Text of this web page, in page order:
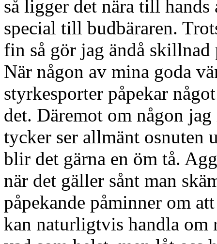
så ligger det nära till
special till budbäraren.
fin så gör jag ändå
När någon av mina goda
styrkesporter påpekar
det. Däremot om någon
tycker ser allmänt osnuten
blir det gärna en öm tå.
när det gäller sånt man
påpekande påminner om
kan naturligtvis handla om